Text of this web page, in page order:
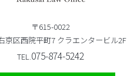
〒615-0022
京区西院平町7 クラエンタービル2F
TEL.075-874-5242